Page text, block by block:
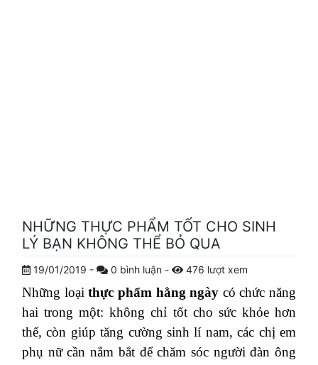
NHỮNG THỰC PHẨM TỐT CHO SINH
LÝ BẠN KHÔNG THỂ BỎ QUA
19/01/2019 - 0 bình luận - 476 lượt xem
Những loạithực phẩm hằng ngày có chức năng
hai trong một: không chỉ tốt cho sức khỏe hơn
thế, còn giúp tăng cường sinh lí nam, các chị em
phụ nữ cần nắm bắt để chăm sóc người đàn ông